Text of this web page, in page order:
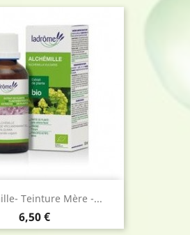
Teinture Mère -...
Prix
6,50 €